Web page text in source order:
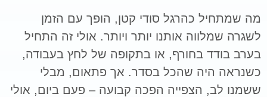
מה שמתחיל כהרגל סודי קטן, הופך עם הזמן
לשגרה שמלווה אותנו יותר ויותר. אולי זה התחיל
בערב בודד בחורף, או בתקופה של לחץ בעבודה,
כשנראה היה שהכל בסדר. אך פתאום, מבלי
ששמנו לב, הצפייה הפכה קבועה – פעם ביום, אולי